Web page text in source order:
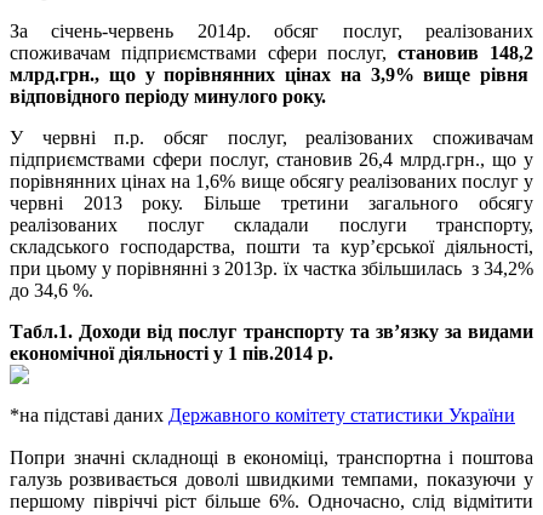
За січень-червень 2014р. обсяг послуг, реалізованих
споживачам підприємствами сфери послуг,становив 148,2
млрд.грн., що у порівнянних цінах на 3,9% вище рівня
відповідного періоду минулого року.
У червні п.р. обсяг послуг, реалізованих споживачам
підприємствами сфери послуг, становив 26,4 млрд.грн., що у
порівнянних цінах на 1,6% вище обсягу реалізованих послуг у
червні 2013 року. Більше третини загального обсягу
реалізованих послуг складали послуги транспорту,
складського господарства, пошти та кур’єрської діяльності,
при цьому у порівнянні з 2013р. їх частка збільшилась з 34,2%
до 34,6 %.
Табл.1. Доходи від послуг транспорту та зв’язку за видами
економічної діяльності у 1 пів.2014 р.
*на підставі даних Державного комітету статистики України
Попри значні складнощі в економіці, транспортна і поштова
галузь розвивається доволі швидкими темпами, показуючи у
першому півріччі ріст більше 6%. Одночасно, слід відмітити